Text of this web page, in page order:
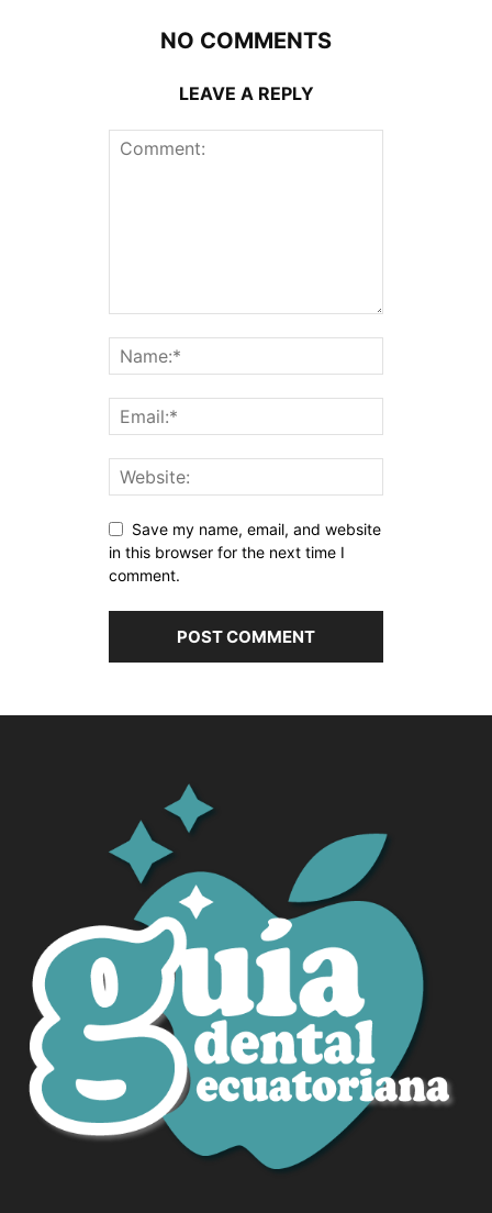
NO COMMENTS
LEAVE A REPLY
Save my name, email, and website
in this browser for the next time I
comment.